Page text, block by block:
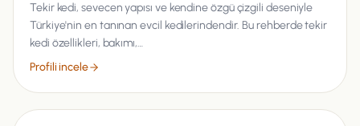
Tekir kedi, sevecen yapısı ve kendine özgü çizgili deseniyle
Türkiye'nin en tanınan evcil kedilerindendir. Bu rehberde tekir
kedi özellikleri, bakımı,…
Profili incele